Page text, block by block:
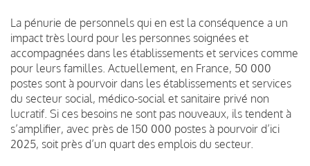
La pénurie de personnels qui en est la conséquence a un
impact très lourd pour les personnes soignées et
accompagnées dans les établissements et services comme
pour leurs familles. Actuellement, en France, 50 000
postes sont à pourvoir dans les établissements et services
du secteur social, médico-social et sanitaire privé non
lucratif. Si ces besoins ne sont pas nouveaux, ils tendent à
s’amplifier, avec près de 150 000 postes à pourvoir d’ici
2025, soit près d’un quart des emplois du secteur.